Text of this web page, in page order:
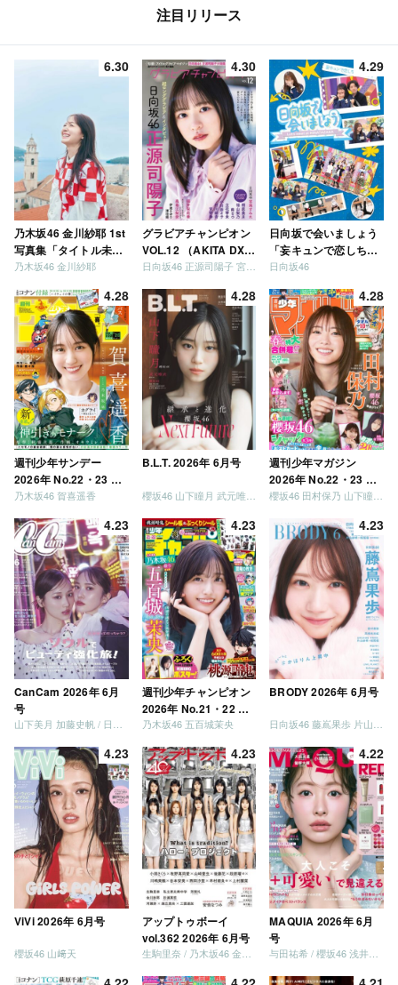
注目リリース
6.30
乃木坂46 金川紗耶 1st
写真集「タイトル未
定」
乃木坂46 金川紗耶
4.30
グラビアチャンピオン
VOL.12 （AKITA DXシ
リーズ）
日向坂46 正源司陽子 宮地すみれ
4.29
日向坂で会いましょう
「妄キュンで恋しちゃ
いましょう」「どっち
う」「ご褒美でロケし
ましょう」「フレンド
リーになりましょう」
「笑って卒業を祝いま
しょう」 [Blu-ray]
日向坂46
4.28
週刊少年サンデー
2026年 No.22・23 合
併号
乃木坂46 賀喜遥香
4.28
B.L.T. 2026年 6月号
櫻坂46 山下瞳月 武元唯衣 / 乃木坂46 海邉朱莉
4.28
週刊少年マガジン
2026年 No.22・23 合
併号
4.23
CanCam 2026年 6月
号
山下美月 加藤史帆 / 日向坂46 大野愛実
4.23
週刊少年チャンピオン
2026年 No.21・22 合
併号
乃木坂46 五百城茉央
4.23
BRODY 2026年 6月号
日向坂46 藤嶌果歩 片山紗希 松尾桜 金村美玖 髙橋未来虹
4.23
ViVi 2026年 6月号
櫻坂46 山﨑天
4.23
アップトゥボーイ
vol.362 2026年 6月号
4.22
MAQUIA 2026年 6月
号